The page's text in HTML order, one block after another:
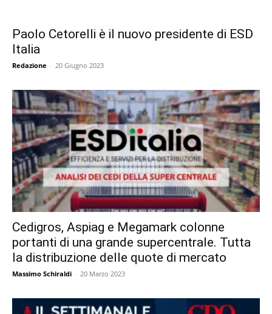
Paolo Cetorelli è il nuovo presidente di ESD
Italia
Redazione - 20 Giugno 2023
Cedigros, Aspiag e Megamark colonne
portanti di una grande supercentrale. Tutta
la distribuzione delle quote di mercato
Massimo Schiraldi - 20 Marzo 2023